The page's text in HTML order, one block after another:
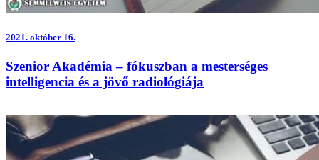
2021. október 16.
Szenior Akadémia – fókuszban a mesterséges
intelligencia és a jövő radiológiája